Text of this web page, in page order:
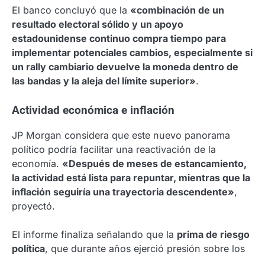
El banco concluyó que la «combinación de un
resultado electoral sólido y un apoyo
estadounidense continuo compra tiempo para
implementar potenciales cambios, especialmente si
un rally cambiario devuelve la moneda dentro de
las bandas y la aleja del límite superior».
Actividad económica e inflación
JP Morgan considera que este nuevo panorama
político podría facilitar una reactivación de la
economía. «Después de meses de estancamiento,
la actividad está lista para repuntar, mientras que la
inflación seguiría una trayectoria descendente»,
proyectó.
El informe finaliza señalando que la prima de riesgo
política, que durante años ejerció presión sobre los